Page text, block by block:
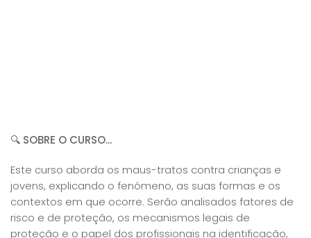
🔍 SOBRE O CURSO...
Este curso aborda os maus-tratos contra crianças e
jovens, explicando o fenómeno, as suas formas e os
contextos em que ocorre. Serão analisados fatores de
risco e de proteção, os mecanismos legais de
proteção e o papel dos profissionais na identificação,